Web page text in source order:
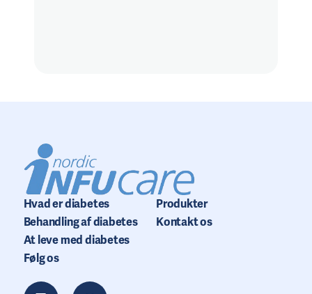
Hvad er diabetes
Behandling af diabetes
At leve med diabetes
Produkter
Kontakt os
Følg os